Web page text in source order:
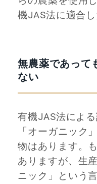
機JAS法に適合
無農薬であって
ない
有機JAS法によ
「オーガニック
物はあります。
ありますが、生
ニック」という